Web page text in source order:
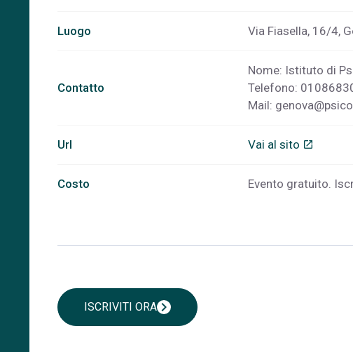
Luogo Via Fiasella, 16/4,
Contatto
Nome: Istituto di
Telefono:
Mail:
Url Vai al sito open_in_new
Costo Evento gratuito.
ISCRIVITI ORAchevron_right